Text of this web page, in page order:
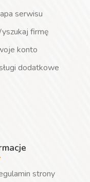
serwisu
firmę
konto
dodatkowe
strony